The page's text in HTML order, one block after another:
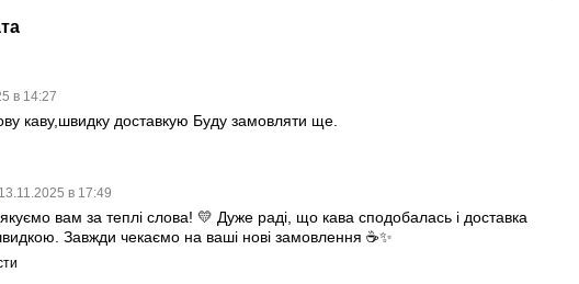
в 14:27
каву,швидку доставкую Буду замовляти ще.
13.11.2025 в 17:49
вам за теплі слова! 💛 Дуже раді, що кава сподобалась і доставка
Завжди чекаємо на ваші нові замовлення ☕✨